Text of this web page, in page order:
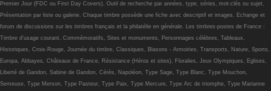
Premier Jour (FDC ou First Day Covers). Outil de recherche par années, type, séries, mot-clés ou sujet.
Présentation par liste ou galerie. Chaque timbre possède une fiche avec descriptif et images. Echange et
forum de discussions sur les timbres français et la philatélie en générale. Les timbres-postes de France :
Timbre d'usage courant, Commémoratifs, Sites et monuments, Personnages célèbres, Tableaux,
Historiques, Croix-Rouge, Journée du timbre, Classiques, Blasons - Armoiries, Transports, Nature, Sports,
Europa, Abbayes, Châteaux de France, Résistance (Héros et sites), Floralies, Jeux Olympiques, Eglises,
Liberté de Gandon, Sabine de Gandon, Cérès, Napoléon, Type Sage, Type Blanc, Type Mouchon,
Semeuse, Type Merson, Type Pasteur, Type Paix, Type Mercure, Type Arc de triomphe, Type Marianne